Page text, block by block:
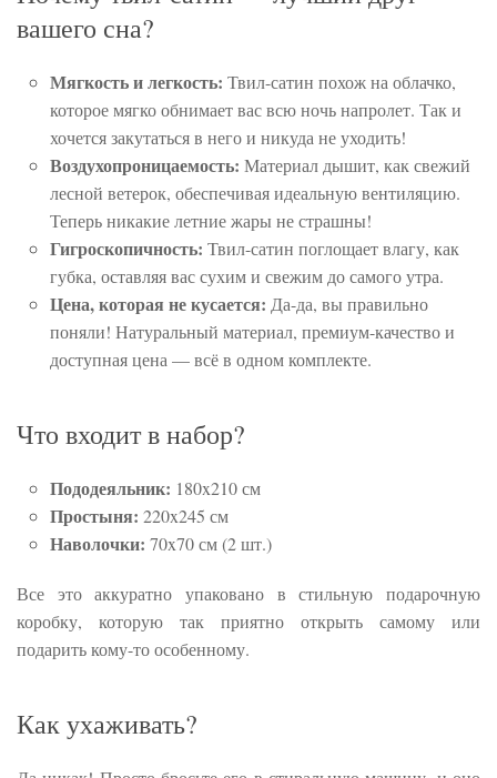
вашего сна?
Мягкость и легкость: Твил-сатин похож на облачко,
которое мягко обнимает вас всю ночь напролет. Так и
хочется закутаться в него и никуда не уходить!
Воздухопроницаемость: Материал дышит, как свежий
лесной ветерок, обеспечивая идеальную вентиляцию.
Теперь никакие летние жары не страшны!
Гигроскопичность: Твил-сатин поглощает влагу, как
губка, оставляя вас сухим и свежим до самого утра.
Цена, которая не кусается: Да-да, вы правильно
поняли! Натуральный материал, премиум-качество и
доступная цена — всё в одном комплекте.
Что входит в набор?
Пододеяльник: 180x210 см
Простыня: 220x245 см
Наволочки: 70x70 см (2 шт.)
Все это аккуратно упаковано в стильную подарочную
коробку, которую так приятно открыть самому или
подарить кому-то особенному.
Как ухаживать?